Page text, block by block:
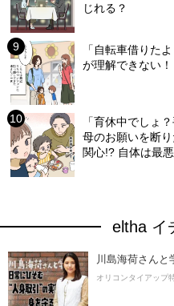
じれる？
「自転車借りた
が理解できない
「育休中でしょ
母のお願いを断
関心!? 自体は最
eltha イ
川島海荷さんと
オリコンタイアップ